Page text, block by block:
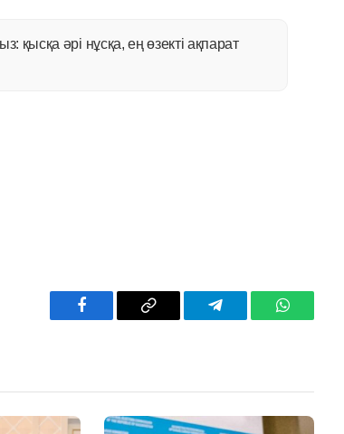
қысқа әрі нұсқа, ең өзекті ақпарат
Facebook Copy
Telegram WhatsApp